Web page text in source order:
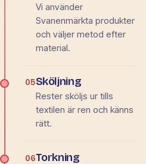
Vi använder
Svanenmärkta produkter
och väljer metod efter
material.
05Sköljning
Rester sköljs ur tills
textilen är ren och känns
rätt.
06Torkning